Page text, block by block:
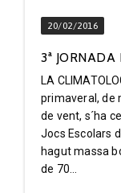
20/02/2016
3ª
LA
primaveral, de
de vent, s´ha
Jocs Escolars
hagut massa
de 70...